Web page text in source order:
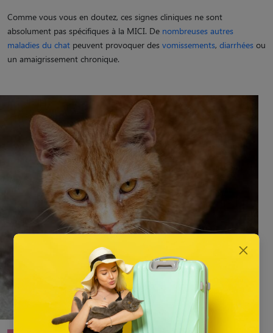
Comme vous vous en doutez, ces signes cliniques ne sont
absolument pas spécifiques à la MICI. De nombreuses autres
maladies du chat peuvent provoquer des vomissements, diarrhées ou
un amaigrissement chronique.